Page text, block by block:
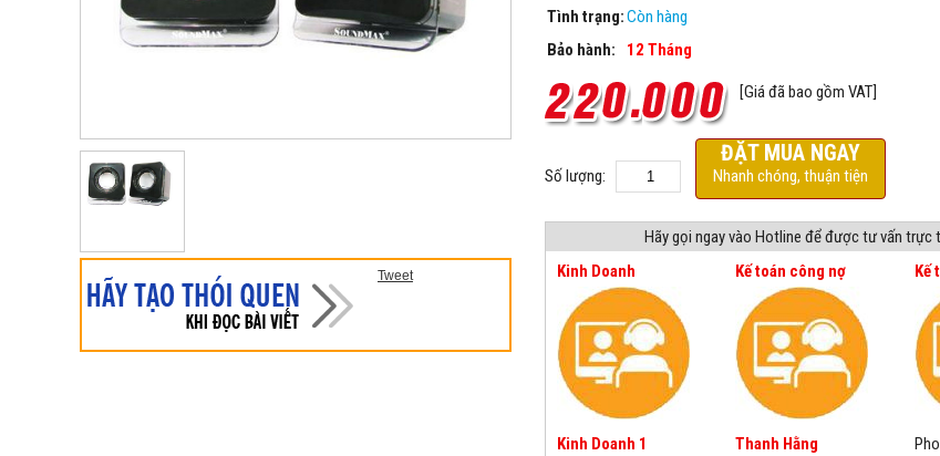
Tweet
Tình trạng:Còn hàng
Bảo hành:
12 Tháng
[Giá đã bao gồm VAT]
Số lượng:
ĐẶT MUA NGAY
Nhanh chóng, thuận tiện
Hãy gọi ngay vào Hotline để được tư vấn trực
Kinh Doanh
Kinh Doanh 1
Kế toán công nợ
Thanh Hằng
Kế